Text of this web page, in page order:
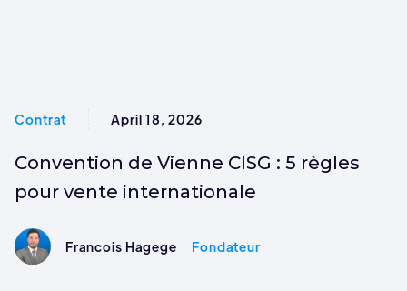
Contrat April 18, 2026
Convention de Vienne CISG : 5 règles
pour vente internationale
Francois Hagege Fondateur